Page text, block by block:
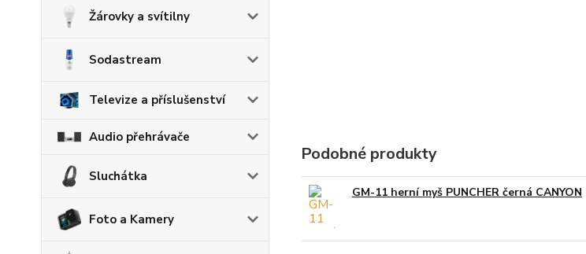
Žárovky a svítilny
Sodastream
Televize a příslušenství
Audio přehrávače
Sluchátka
Foto a Kamery
Podobné produkty
GM-11 herní myš PUNCHER černá CANYON